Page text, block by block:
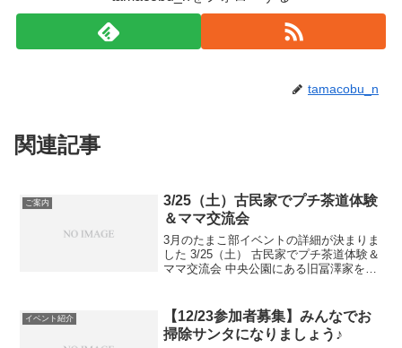
tamacobu_n
関連記事
ご案内
3/25（土）古民家でプチ茶道体験
＆ママ交流会
3月のたまこ部イベントの詳細が決まりま
した 3/25（土） 古民家でプチ茶道体験＆
ママ交流会 中央公園にある旧冨澤家をご
部屋を貸し切って、茶道体験とママ交流
会を兼ね...
イベント紹介
【12/23参加者募集】みんなでお
掃除サンタになりましょう♪